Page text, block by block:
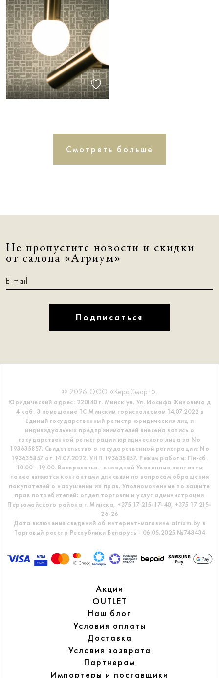
Смотреть больше
Не пропустите новости и скидки
от салона «Атриум»
Подписаться
© 2026 ООО «КераСмарт».
Юридический адрес: 220140 г. Минск ул. Ул. Иосифа Жиновича д
4 каб. 3 помещение ТС Минским горисполкомом 14.07.2022 в
Единый государственный регистр юридических лиц и
индивидуальных предпринимателей внесена запись о
государственной регистрации юридического лица за No
193635857. Свидетельство о государственной регистрации: No
193635857 от 14.07.2022. УНП 193635857. Режим работы: Пн-сб.
10.00 - 19.00. Воскресенье - выходной Указанные контакты
также являются контактами для связи по вопросам обращения
покупателей о нарушении их прав. Уполномоченные по защите
прав потребителей: отдел торговли и услуг администрации
Первомайского района г. Минска, +375 17 215-17-40, +375 17 215-
26-26
Дата включения сведений об интернет-магазине atrium.by в
Торговый реестр Республики Беларусь - 06.05.2025 №748434
Акции
OUTLET
Наш блог
Условия оплаты
Доставка
Условия возврата
Партнерам
Импортеры и поставщики